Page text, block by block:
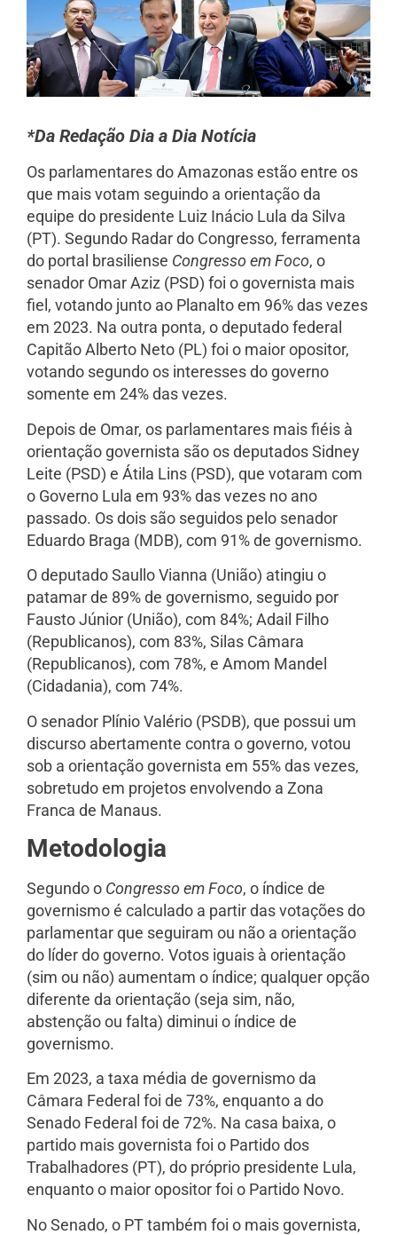
*Da Redação Dia a Dia Notícia
Os parlamentares do Amazonas estão entre os
que mais votam seguindo a orientação da
equipe do presidente Luiz Inácio Lula da Silva
(PT). Segundo Radar do Congresso, ferramenta
do portal brasiliense Congresso em Foco, o
senador Omar Aziz (PSD) foi o governista mais
fiel, votando junto ao Planalto em 96% das vezes
em 2023. Na outra ponta, o deputado federal
Capitão Alberto Neto (PL) foi o maior opositor,
votando segundo os interesses do governo
somente em 24% das vezes.
Depois de Omar, os parlamentares mais fiéis à
orientação governista são os deputados Sidney
Leite (PSD) e Átila Lins (PSD), que votaram com
o Governo Lula em 93% das vezes no ano
passado. Os dois são seguidos pelo senador
Eduardo Braga (MDB), com 91% de governismo.
O deputado Saullo Vianna (União) atingiu o
patamar de 89% de governismo, seguido por
Fausto Júnior (União), com 84%; Adail Filho
(Republicanos), com 83%, Silas Câmara
(Republicanos), com 78%, e Amom Mandel
(Cidadania), com 74%.
O senador Plínio Valério (PSDB), que possui um
discurso abertamente contra o governo, votou
sob a orientação governista em 55% das vezes,
sobretudo em projetos envolvendo a Zona
Franca de Manaus.
Metodologia
Segundo o Congresso em Foco, o índice de
governismo é calculado a partir das votações do
parlamentar que seguiram ou não a orientação
do líder do governo. Votos iguais à orientação
(sim ou não) aumentam o índice; qualquer opção
diferente da orientação (seja sim, não,
abstenção ou falta) diminui o índice de
governismo.
Em 2023, a taxa média de governismo da
Câmara Federal foi de 73%, enquanto a do
Senado Federal foi de 72%. Na casa baixa, o
partido mais governista foi o Partido dos
Trabalhadores (PT), do próprio presidente Lula,
enquanto o maior opositor foi o Partido Novo.
No Senado, o PT também foi o mais governista,